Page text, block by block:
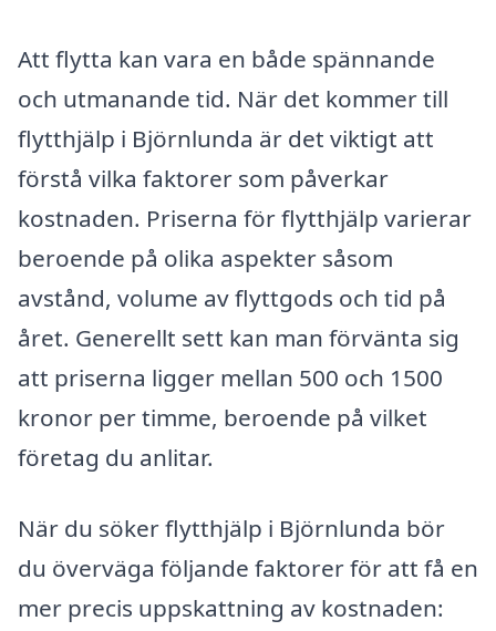
Att flytta kan vara en både spännande
och utmanande tid. När det kommer till
flytthjälp i Björnlunda är det viktigt att
förstå vilka faktorer som påverkar
kostnaden. Priserna för flytthjälp varierar
beroende på olika aspekter såsom
avstånd, volume av flyttgods och tid på
året. Generellt sett kan man förvänta sig
att priserna ligger mellan 500 och 1500
kronor per timme, beroende på vilket
företag du anlitar.
När du söker flytthjälp i Björnlunda bör
du överväga följande faktorer för att få en
mer precis uppskattning av kostnaden: